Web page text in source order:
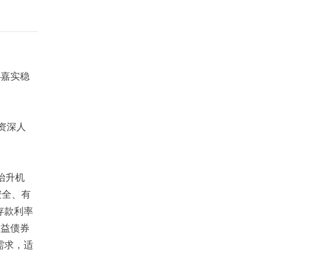
实稳
深人
升机
、有
款利率
债券
求，适